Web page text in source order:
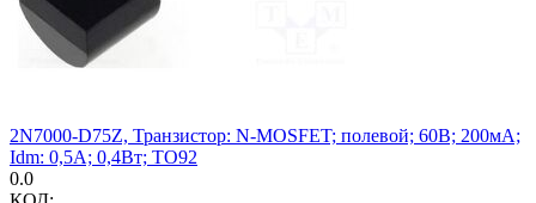
2N7000-D75Z, Транзистор: N-MOSFET; полевой; 60В; 200мА;
Idm: 0,5А; 0,4Вт; TO92
0.0